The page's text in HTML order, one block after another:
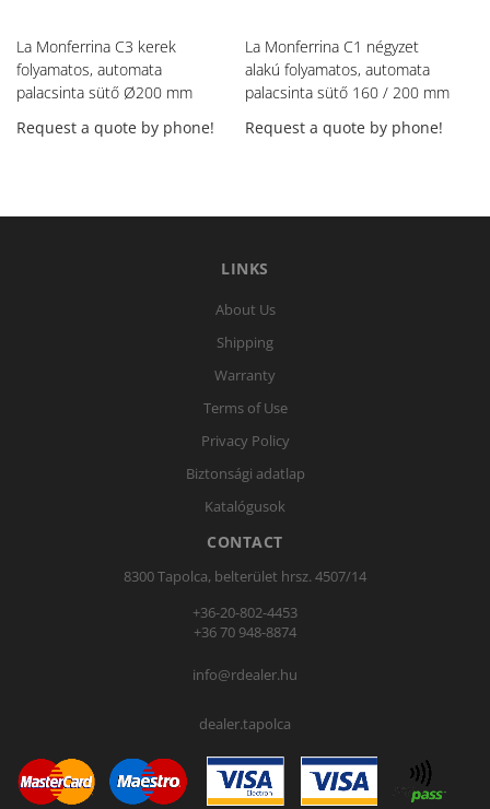
La Monferrina C3 kerek
folyamatos, automata
palacsinta sütő Ø200 mm
Request a quote by phone!
La Monferrina C1 négyzet
alakú folyamatos, automata
palacsinta sütő 160 / 200 mm
Request a quote by phone!
LINKS
About Us
Shipping
Warranty
Terms of Use
Privacy Policy
Biztonsági adatlap
Katalógusok
CONTACT
8300 Tapolca, belterület hrsz. 4507/14
+36-20-802-4453
+36 70 948-8874
info@rdealer.hu
dealer.tapolca